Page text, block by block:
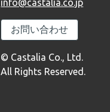
info@castalia.co.jp
お問い合わせ
© Castalia Co., Ltd.
All Rights Reserved.